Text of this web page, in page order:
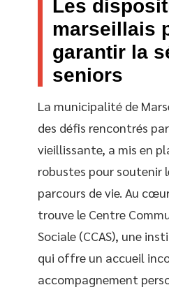
Les
marseillais
garantir la
seniors
La municipalité de
des défis rencontrés
vieillissante, a mis en
robustes pour soutenir
parcours de vie. Au
trouve le Centre
Sociale (CCAS), une
qui offre un accueil
accompagnement